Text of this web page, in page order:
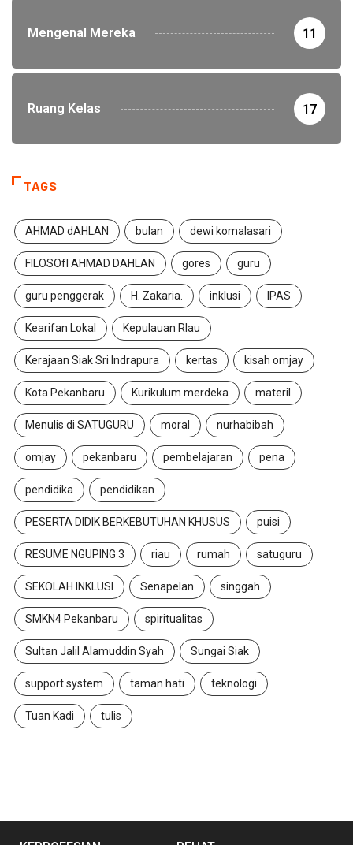
Mengenal Mereka 11
Ruang Kelas 17
TAGS
AHMAD dAHLAN bulan dewi komalasari
FILOSOfI AHMAD DAHLAN gores guru
guru penggerak H. Zakaria. inklusi IPAS
Kearifan Lokal Kepulauan RIau
Kerajaan Siak Sri Indrapura kertas kisah omjay
Kota Pekanbaru Kurikulum merdeka materil
Menulis di SATUGURU moral nurhabibah
omjay pekanbaru pembelajaran pena
pendidika pendidikan
PESERTA DIDIK BERKEBUTUHAN KHUSUS puisi
RESUME NGUPING 3 riau rumah satuguru
SEKOLAH INKLUSI Senapelan singgah
SMKN4 Pekanbaru spiritualitas
Sultan Jalil Alamuddin Syah Sungai Siak
support system taman hati teknologi
Tuan Kadi tulis